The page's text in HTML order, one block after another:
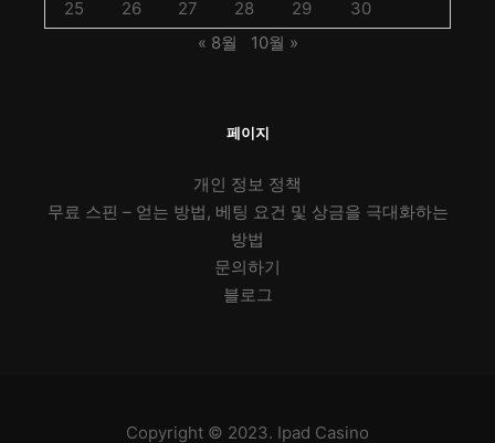
25
26 27 28 29
30
« 8월
10월 »
페이지
개인 정보 정책
무료 스핀 – 얻는 방법, 베팅 요건 및 상금을 극대화하는
방법
문의하기
블로그
Copyright © 2023. Ipad Casino